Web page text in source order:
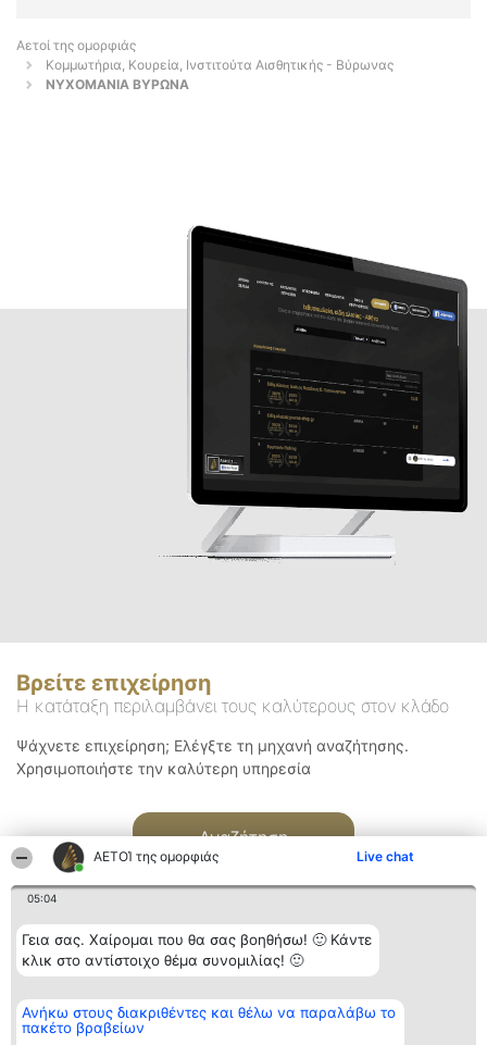
ΑΕΤΟΊ της ομορφιάς Live chat
05:04
Γεια σας. Χαίρομαι που θα σας βοηθήσω! 🙂 Κάντε
κλικ στο αντίστοιχο θέμα συνομιλίας! 🙂
Ανήκω στους διακριθέντες και θέλω να παραλάβω το
πακέτο βραβείων
Αετοί της ομορφιάς
Κομμωτήρια, Κουρεία, Ινστιτούτα Αισθητικής - Βύρωνας
ΝΥΧΟΜΑΝΙΑ ΒΥΡΩΝΑ
Βρείτε επιχείρηση
Η κατάταξη περιλαμβάνει τους καλύτερους στον κλάδο
Ψάχνετε επιχείρηση; Ελέγξτε τη μηχανή αναζήτησης.
Χρησιμοποιήστε την καλύτερη υπηρεσία
Αναζήτηση
Διοργανωτής της
κατάταξης
BEAUTIFUL COMPANY
Κατάταξη
Διακριθέντες
Επικοινωνία
Επικοινωνία